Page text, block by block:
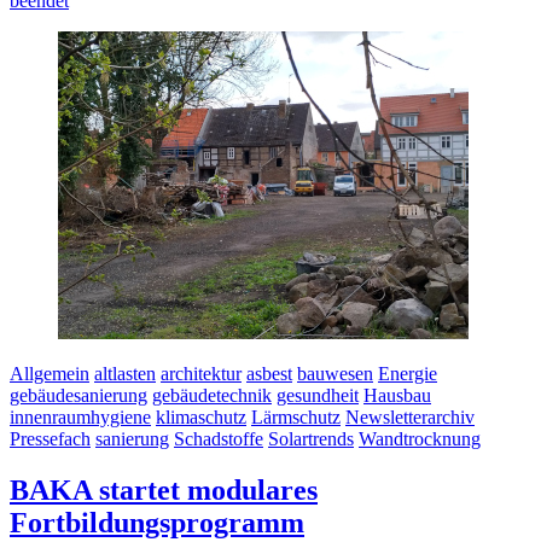
Allgemein altlasten architektur asbest bauwesen Energie
gebäudesanierung gebäudetechnik gesundheit Hausbau
innenraumhygiene klimaschutz Lärmschutz Newsletterarchiv
Pressefach sanierung Schadstoffe Solartrends Wandtrocknung
BAKA startet modulares
Fortbildungsprogramm